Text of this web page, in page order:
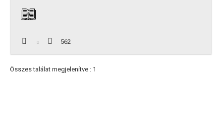
562
Összes találat megjelenítve : 1